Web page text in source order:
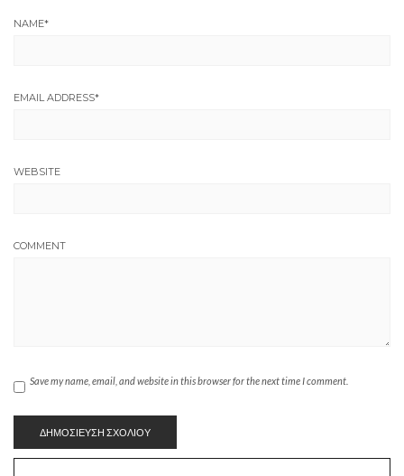
NAME*
EMAIL ADDRESS*
WEBSITE
COMMENT
Save my name, email, and website in this browser for the next time I comment.